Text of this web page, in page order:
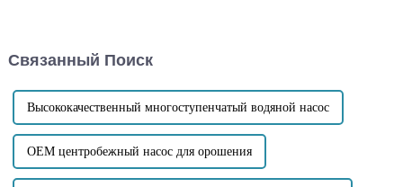
недостаточную подачу воды
Связанный Поиск
Высококачественный многоступенчатый водяной насос
OEM центробежный насос для орошения